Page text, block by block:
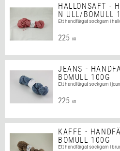
HALLONSAFT -
N ULL/BOMULL
Ett handfärgat sockgarn i
225 KR
JEANS -
BOMULL 100G
Ett handfärgat sockgarn i
225 KR
KAFFE -
BOMULL 100G
Ett handfärgat sockgarn i